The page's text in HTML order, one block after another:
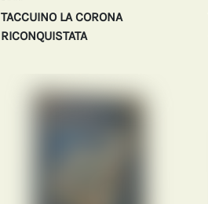
TACCUINO LA CORONA
RICONQUISTATA